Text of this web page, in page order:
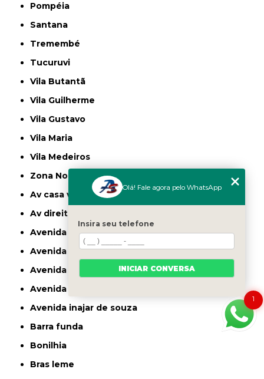
Pompéia
Santana
Tremembé
Tucuruvi
Vila Butantã
Vila Guilherme
Vila Gustavo
Vila Maria
Vila Medeiros
Zona Norte
av casa verde
av direitos humanos
avenida casa verde
avenida deputado emilio carlos
avenida engenheiro caetano alvares
avenida imirin
avenida inajar de souza
barra funda
bonilhia
bras leme
1
Olá! Fale agora pelo WhatsApp
Insira seu telefone
INICIAR CONVERSA